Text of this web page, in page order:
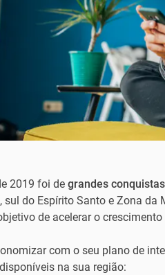
2019 foi de grandes conquistas
sul do Espírito Santo e Zona da
de acelerar o
com o seu plano de
na sua região: